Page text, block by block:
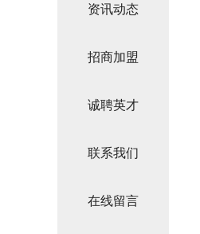
资讯动态
招商加盟
诚聘英才
联系我们
在线留言